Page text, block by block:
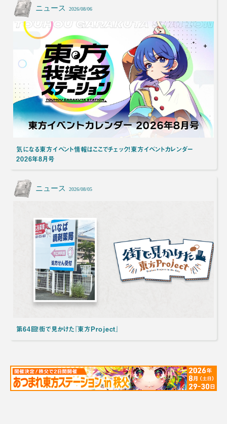
ニュース 2026/08/06
気になる東方イベント情報はここでチェック！東方イベントカレンダー
2026年8月号
ニュース 2026/08/05
第64回！街で見かけた『東方Project』